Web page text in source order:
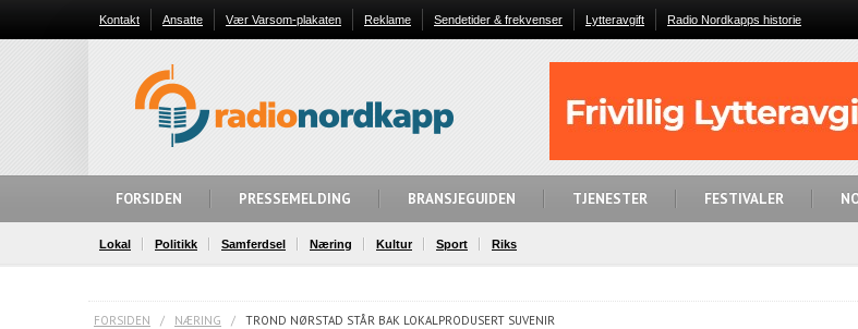
Kontakt Ansatte Vær Varsom-plakaten Reklame Sendetider & frekvenser Lytteravgift
Radio Nordkapps historie
FORSIDEN PRESSEMELDING BRANSJEGUIDEN TJENESTER FESTIVALER
Lokal Politikk Samferdsel Næring Kultur Sport Riks
FORSIDEN / NÆRING / TROND NØRSTAD STÅR BAK LOKALPRODUSERT SUVENIR